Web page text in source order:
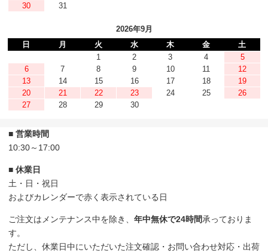
30
31
2026年9月
日
月 火 水 木 金
土
1
2 3 4
5
6
7 8 9 10 11
12
13
14 15 16 17 18
19
20
21 22 23 24 25
26
27
28 29 30
■ 営業時間
10:30～17:00
■ 休業日
土・日・祝日
およびカレンダーで赤く表示されている日
ご注文はメンテナンス中を除き、 年中無休で24時間承っておりま
す。
ただし、休業日中にいただいた注文確認・お問い合わせ対応・出荷